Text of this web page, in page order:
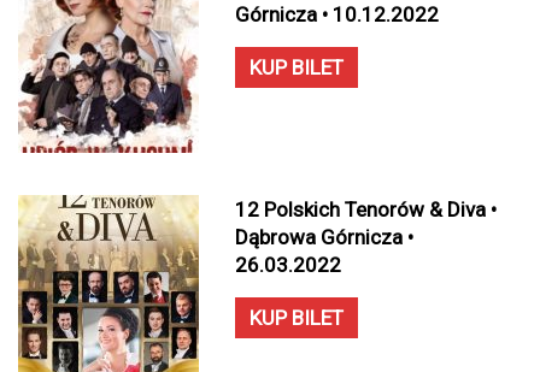
Górnicza • 10.12.2022
KUP BILET
12 Polskich Tenorów & Diva •
Dąbrowa Górnicza •
26.03.2022
KUP BILET